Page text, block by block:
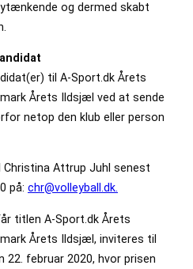
og dermed skabt
til A-Sport.dk Årets
Årets Ildsjæl ved at sende
netop den klub eller person
Christina Attrup Juhl senest
på: chr@volleyball.dk.
titlen A-Sport.dk Årets
Årets Ildsjæl, inviteres til
22. februar 2020, hvor prisen